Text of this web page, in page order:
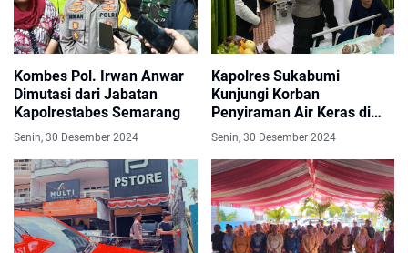
Kombes Pol. Irwan Anwar
Dimutasi dari Jabatan
Kapolrestabes Semarang
Senin, 30 Desember 2024
Kapolres Sukabumi
Kunjungi Korban
Penyiraman Air Keras di
Rumah Sakit
Senin, 30 Desember 2024